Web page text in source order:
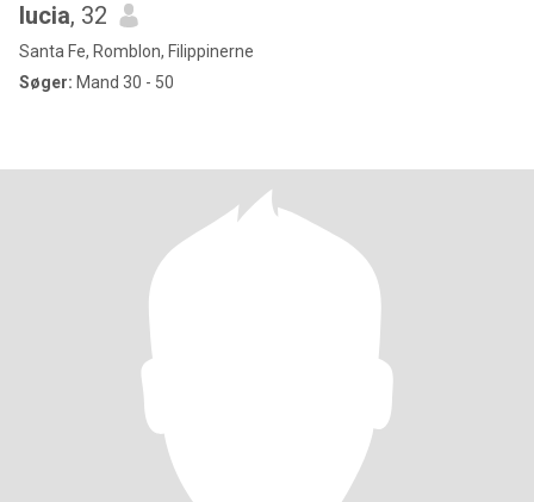
lucia, 32
Santa Fe, Romblon, Filippinerne
Søger: Mand 30 - 50